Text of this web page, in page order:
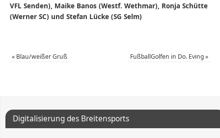
VFL Senden), Maike Banos (Westf. Wethmar), Ronja Schütte
(Werner SC) und Stefan Lücke (SG Selm)
« Blau/weißer Gruß FußballGolfen in Do. Eving»
Digitalisierung des Breitensports